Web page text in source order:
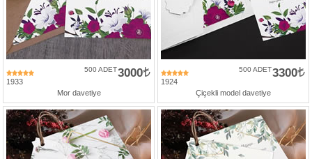
1933
3000
500 ADET
Mor davetiye
1924
3300
500 ADET
Çiçekli model davetiye